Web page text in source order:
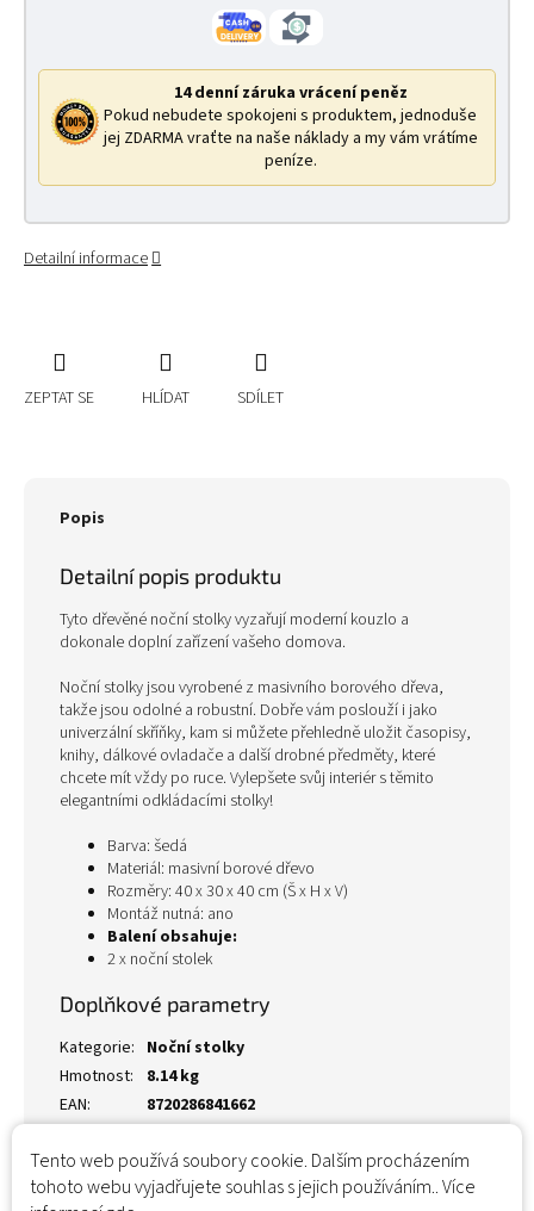
Tento web používá soubory cookie. Dalším procházením
tohoto webu vyjadřujete souhlas s jejich používáním.. Více
14 denní záruka vrácení peněz
Pokud nebudete spokojeni s produktem, jednoduše
jej ZDARMA vraťte na naše náklady a my vám vrátíme
peníze.
Detailní informace
ZEPTAT SE HLÍDAT SDÍLET
Popis
Detailní popis produktu
Tyto dřevěné noční stolky vyzařují moderní kouzlo a
dokonale doplní zařízení vašeho domova.
Noční stolky jsou vyrobené z masivního borového dřeva,
takže jsou odolné a robustní. Dobře vám poslouží i jako
univerzální skříňky, kam si můžete přehledně uložit časopisy,
knihy, dálkové ovladače a další drobné předměty, které
chcete mít vždy po ruce. Vylepšete svůj interiér s těmito
elegantními odkládacími stolky!
Barva: šedá
Materiál: masivní borové dřevo
Rozměry: 40 x 30 x 40 cm (Š x H x V)
Montáž nutná: ano
Balení obsahuje:
2 x noční stolek
Doplňkové parametry
Kategorie: Noční stolky
Hmotnost:
8.14 kg
EAN: 8720286841662